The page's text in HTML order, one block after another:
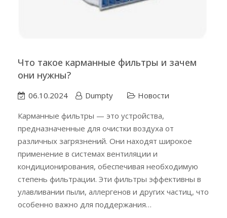
Что такое карманные фильтры и зачем
они нужны?
06.10.2024 Dumpty
Новости
Карманные фильтры — это устройства,
предназначенные для очистки воздуха от
различных загрязнений. Они находят широкое
применение в системах вентиляции и
кондиционирования, обеспечивая необходимую
степень фильтрации. Эти фильтры эффективны в
улавливании пыли, аллергенов и других частиц, что
особенно важно для поддержания…